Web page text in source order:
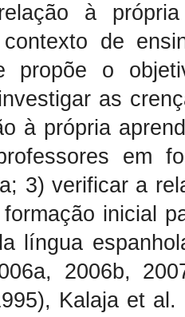
à
de
propõe o
as
à própria
em
3) verificar a
inicial
língua
2006b,
Kalaja et